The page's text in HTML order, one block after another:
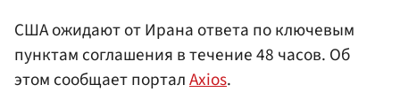
США ожидают от Ирана ответа по ключевым
пунктам соглашения в течение 48 часов. Об
этом сообщает порталAxios.